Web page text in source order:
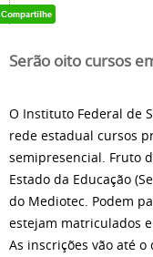
Serão oito cursos
O Instituto Federal de
rede estadual cursos
semipresencial. Fruto
Estado da Educação
do Mediotec. Podem
estejam matriculados
As inscrições vão até